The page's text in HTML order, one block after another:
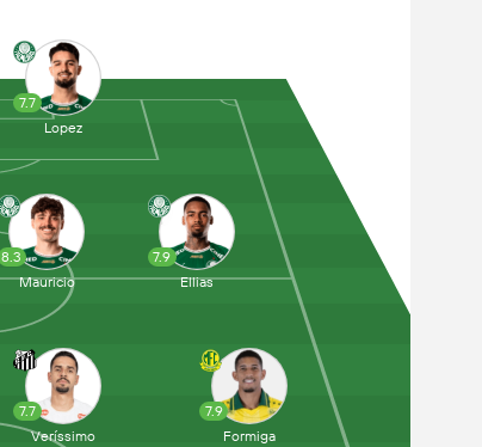
7.7
Veríssimo
8.3
Mauricio
7.7
Lopez
7.9
Formiga
7.9
Ellias